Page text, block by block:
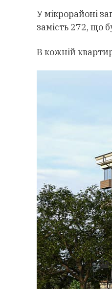
У мікрорайоні
замість 272, що
В кожній